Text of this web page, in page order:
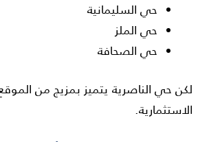
حي السليمانية
حي الملز
حي الصحافة
لكن حي الناصرية يتميز بمزيج من
الاستثمارية.